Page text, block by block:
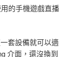
的手機遊戲直播
套設備就可以適
介面，還沒換到